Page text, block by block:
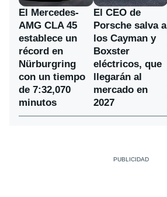
El Mercedes-
AMG CLA 45
establece un
récord en
Nürburgring
con un tiempo
de 7:32,070
minutos
El CEO de
Porsche salva a
los Cayman y
Boxster
eléctricos, que
llegarán al
mercado en
2027